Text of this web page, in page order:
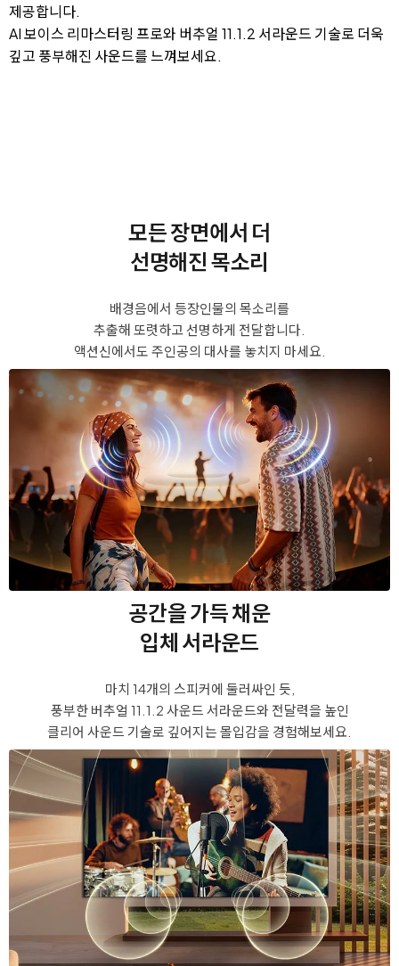
제공합니다.
AI 보이스 리마스터링 프로와 버추얼 11.1.2 서라운드 기술로 더욱
깊고 풍부해진 사운드를 느껴보세요.
모든 장면에서 더
선명해진 목소리
배경음에서 등장인물의 목소리를
추출해 또렷하고 선명하게 전달합니다.
액션신에서도 주인공의 대사를 놓치지 마세요.
공간을 가득 채운
입체 서라운드
마치 14개의 스피커에 둘러싸인 듯,
풍부한 버추얼 11.1.2 사운드 서라운드와 전달력을 높인
클리어 사운드 기술로 깊어지는 몰입감을 경험해보세요.